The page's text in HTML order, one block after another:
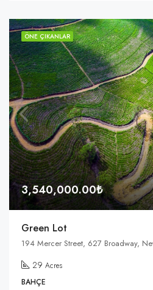
ÖNE ÇIKANLAR
3,540,000.00₺
Green Lot
194 Mercer Street, 627 Broadway,
29 Acres
BAHÇE